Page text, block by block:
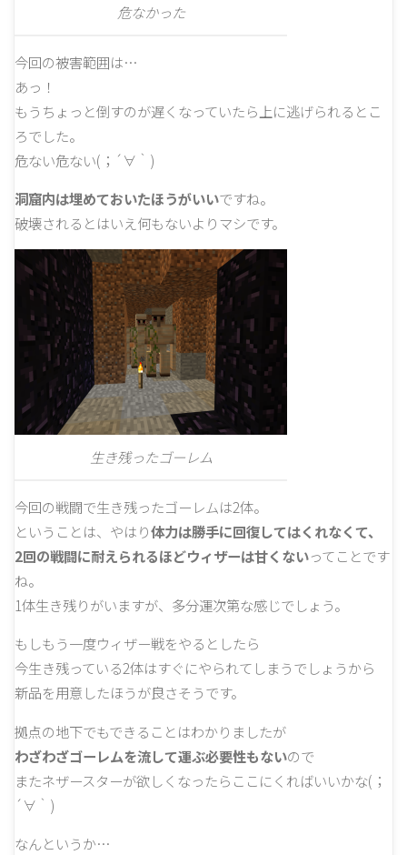
危なかった
今回の被害範囲は…
あっ！
もうちょっと倒すのが遅くなっていたら上に逃げられるとこ
ろでした。
危ない危ない(；´∀｀)
洞窟内は埋めておいたほうがいいですね。
破壊されるとはいえ何もないよりマシです。
生き残ったゴーレム
今回の戦闘で生き残ったゴーレムは2体。
ということは、やはり体力は勝手に回復してはくれなくて、
2回の戦闘に耐えられるほどウィザーは甘くないってことです
ね。
1体生き残りがいますが、多分運次第な感じでしょう。
もしもう一度ウィザー戦をやるとしたら
今生き残っている2体はすぐにやられてしまうでしょうから
新品を用意したほうが良さそうです。
拠点の地下でもできることはわかりましたが
わざわざゴーレムを流して運ぶ必要性もないので
またネザースターが欲しくなったらここにくればいいかな(；
´∀｀)
なんというか…